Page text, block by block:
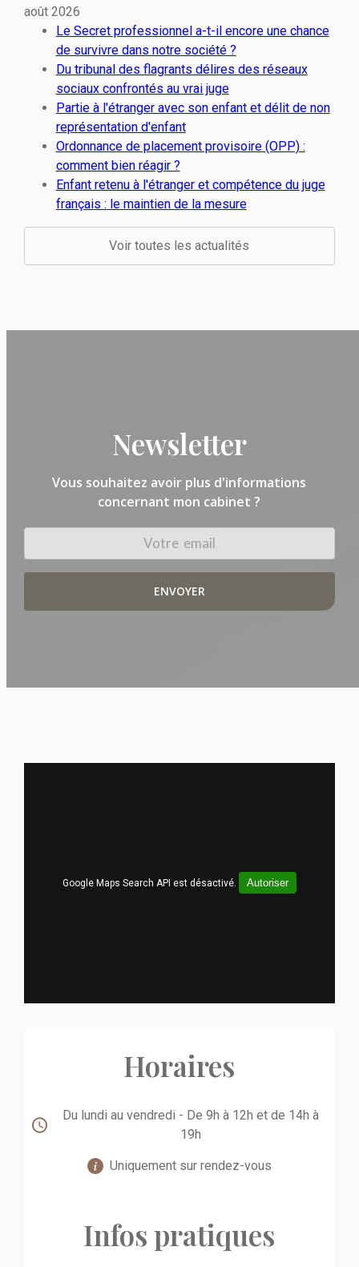
août 2026
Le Secret professionnel a-t-il encore une chance
de survivre dans notre société ?
Du tribunal des flagrants délires des réseaux
sociaux confrontés au vrai juge
Partie à l'étranger avec son enfant et délit de non
représentation d'enfant
Ordonnance de placement provisoire (OPP) :
comment bien réagir ?
Enfant retenu à l'étranger et compétence du juge
français : le maintien de la mesure
Voir toutes les actualités
Newsletter
Vous souhaitez avoir plus d'informations
concernant mon cabinet ?
Google Maps Search API est désactivé. Autoriser
Horaires
Du lundi au vendredi - De 9h à 12h et de 14h à
19h
Uniquement sur rendez-vous
Infos pratiques